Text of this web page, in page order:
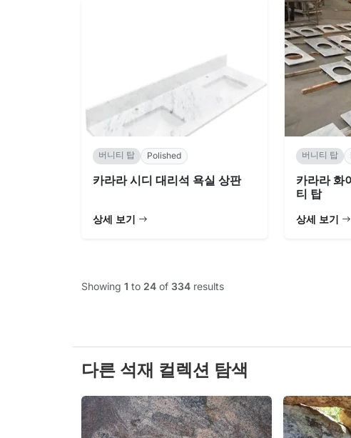
버니티 탑 Polished
카라라 시디 대리석 욕실 상판
상세 보기
버니티 탑
카라라 화
티 탑
상세 보기
Showing 1 to 24 of 334 results
다른 석재 컬렉션 탐색